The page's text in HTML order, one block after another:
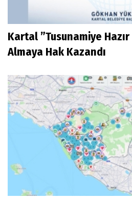
Kartal ”Tusunamiye
Almaya Hak Kazandı